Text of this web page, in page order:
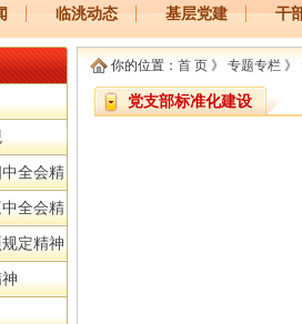
临洮动态 基层党建 干
全会精
全会精
定精神
你的位置： 首 页 》 专题专栏 》
党支部标准化建设